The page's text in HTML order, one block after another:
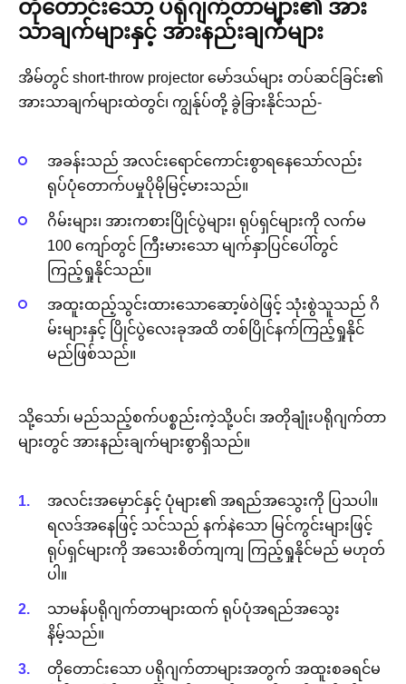
တိုတောင်းသော ပရိုဂျက်တာများ၏ အား
သာချက်များနှင့် အားနည်းချက်များ
အိမ်တွင် short-throw projector မော်ဒယ်များ တပ်ဆင်ခြင်း၏
အားသာချက်များထဲတွင်၊ ကျွန်ုပ်တို့ ခွဲခြားနိုင်သည်-
အခန်းသည် အလင်းရောင်ကောင်းစွာရနေသော်လည်း
ရုပ်ပုံတောက်ပမှုပိုမိုမြင့်မားသည်။
ဂိမ်းများ၊ အားကစားပြိုင်ပွဲများ၊ ရုပ်ရှင်များကို လက်မ
100 ကျော်တွင် ကြီးမားသော မျက်နှာပြင်ပေါ်တွင်
ကြည့်ရှုနိုင်သည်။
အထူးထည့်သွင်းထားသောဆော့ဖ်ဝဲဖြင့် သုံးစွဲသူသည် ဂိ
မ်းများနှင့် ပြိုင်ပွဲလေးခုအထိ တစ်ပြိုင်နက်ကြည့်ရှုနိုင်
မည်ဖြစ်သည်။
သို့သော်၊ မည်သည့်စက်ပစ္စည်းကဲ့သို့ပင်၊ အတိုချုံးပရိုဂျက်တာ
များတွင် အားနည်းချက်များစွာရှိသည်။
အလင်းအမှောင်နှင့် ပုံများ၏ အရည်အသွေးကို ပြသပါ။
ရလဒ်အနေဖြင့် သင်သည် နက်နဲသော မြင်ကွင်းများဖြင့်
ရုပ်ရှင်များကို အသေးစိတ်ကျကျ ကြည့်ရှုနိုင်မည် မဟုတ်
ပါ။
သာမန်ပရိုဂျက်တာများထက် ရုပ်ပုံအရည်အသွေး
နိမ့်သည်။
တိုတောင်းသော ပရိုဂျက်တာများအတွက် အထူးစခရင်မ